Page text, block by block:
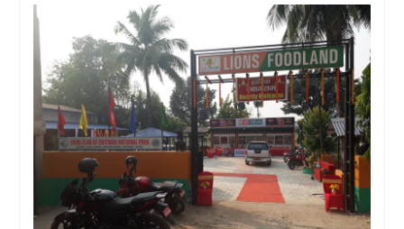
स्वास्थ्य/
रोचक
विचार/
अन्तर्वार्ता